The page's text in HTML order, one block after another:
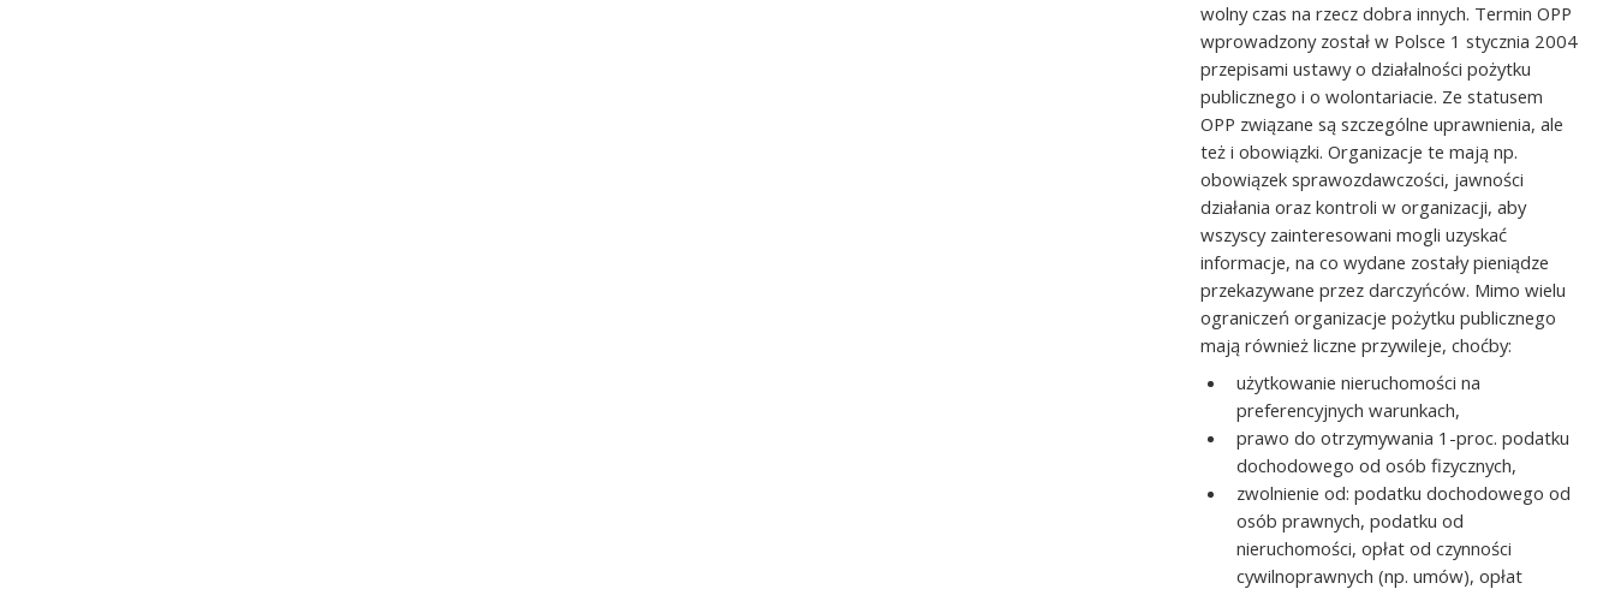
wolny czas na rzecz dobra innych. Termin OPP
wprowadzony został w Polsce 1 stycznia 2004
przepisami ustawy o działalności pożytku
publicznego i o wolontariacie. Ze statusem
OPP związane są szczególne uprawnienia, ale
też i obowiązki. Organizacje te mają np.
obowiązek sprawozdawczości, jawności
działania oraz kontroli w organizacji, aby
wszyscy zainteresowani mogli uzyskać
informacje, na co wydane zostały pieniądze
przekazywane przez darczyńców. Mimo wielu
ograniczeń organizacje pożytku publicznego
mają również liczne przywileje, choćby:
użytkowanie nieruchomości na
preferencyjnych warunkach,
prawo do otrzymywania 1-proc. podatku
dochodowego od osób fizycznych,
zwolnienie od: podatku dochodowego od
osób prawnych, podatku od
nieruchomości, opłat od czynności
cywilnoprawnych (np. umów), opłat